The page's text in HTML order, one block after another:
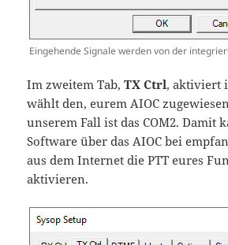
Eingehende Signale werden von der
Im zweitem Tab,TX Ctrl, aktiviert
wählt den, eurem AIOC
unserem Fall ist das COM2. Damit
Software über das AIOC bei
aus dem Internet die PTT eures
aktivieren.